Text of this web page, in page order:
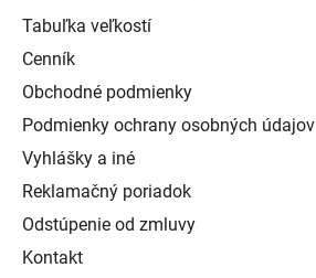
Tabuľka veľkostí
Cenník
Obchodné podmienky
Podmienky ochrany osobných údajov
Vyhlášky a iné
Reklamačný poriadok
Odstúpenie od zmluvy
Kontakt